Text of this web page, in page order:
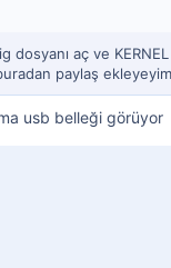
dosyanı aç ve
paylaş
usb belleği görüyor